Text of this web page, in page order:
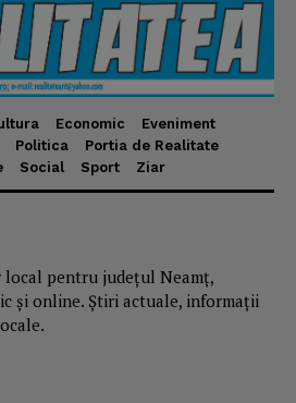
Economic
Eveniment
Politica
Portia de Realitate
Social Sport Ziar
local pentru județul Neamț,
și online. Știri actuale, informații